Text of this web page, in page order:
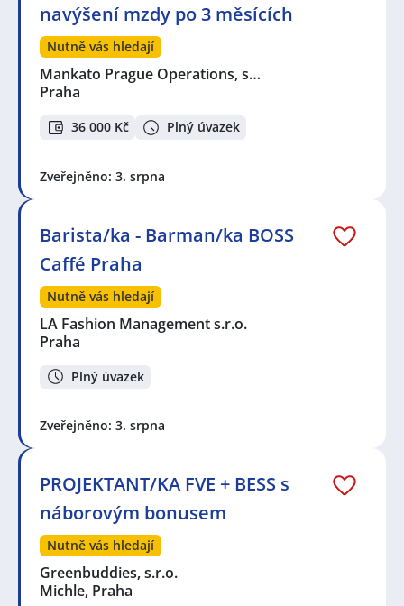
navýšení mzdy po 3 měsících
Nutně vás hledají
Mankato Prague Operations, s…
Praha
36 000 Kč Plný úvazek
Zveřejněno: 3. srpna
Barista/ka - Barman/ka BOSS
Caffé Praha
Nutně vás hledají
LA Fashion Management s.r.o.
Praha
Plný úvazek
Zveřejněno: 3. srpna
PROJEKTANT/KA FVE + BESS s
náborovým bonusem
Nutně vás hledají
Greenbuddies, s.r.o.
Michle, Praha